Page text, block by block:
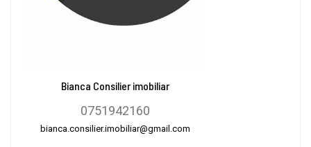
Bianca Consilier imobiliar
0751942160
bianca.consilier.imobiliar@gmail.com